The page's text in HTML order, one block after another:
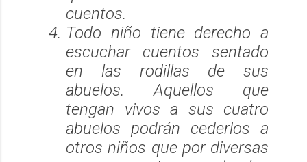
cuentos.
Todo niño tiene derecho a
escuchar cuentos sentado
en las rodillas de sus
abuelos. Aquellos que
tengan vivos a sus cuatro
abuelos podrán cederlos a
otros niños que por diversas